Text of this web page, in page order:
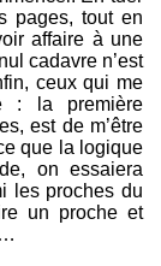
pages, tout en
affaire à une
cadavre n’est
ceux qui me
: la première
est de m’être
que la logique
on essaiera
les proches du
un proche et